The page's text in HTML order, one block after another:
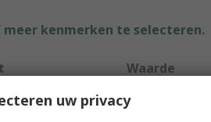
kenmerken te selecteren.
Waarde
Eclipse
uw privacy